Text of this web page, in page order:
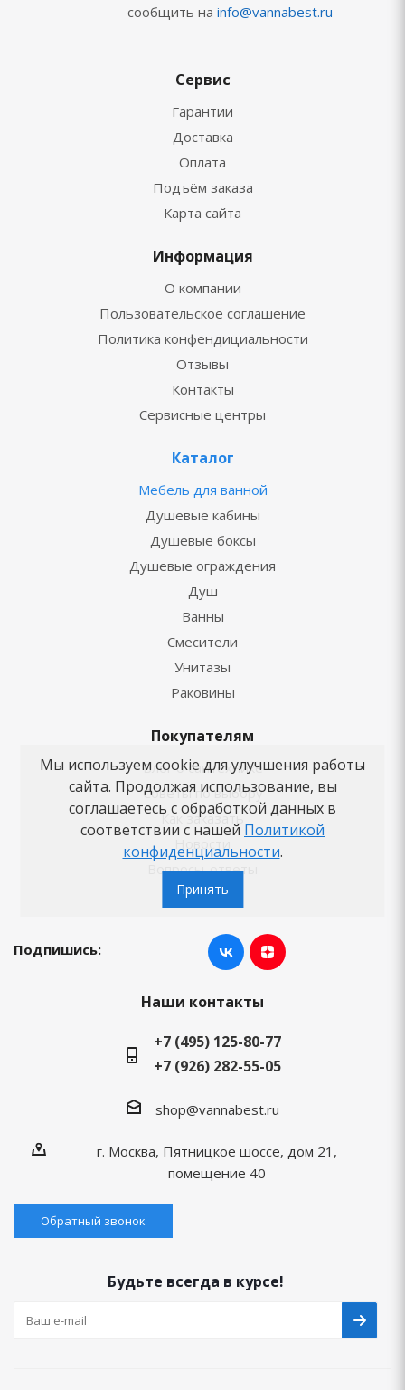
сообщить на info@vannabest.ru
Сервис
Гарантии
Доставка
Оплата
Подъём заказа
Карта сайта
Информация
О компании
Пользовательское соглашение
Политика конфендициальности
Отзывы
Контакты
Сервисные центры
Каталог
Мебель для ванной
Душевые кабины
Душевые боксы
Душевые ограждения
Душ
Ванны
Смесители
Унитазы
Раковины
Покупателям
Блог о сантехнике
Советы по выбору
Как заказать
Вопросы-ответы
Бренды
Подпишись:
Наши контакты
+7 (495) 125-80-77
+7 (926) 282-55-05
shop@vannabest.ru
г. Москва, Пятницкое шоссе, дом 21,
помещение 40
Обратный звонок
Будьте всегда в курсе!
Мы используем cookie для улучшения работы
сайта. Продолжая использование, вы
соглашаетесь с обработкой данных в
соответствии с нашей Политикой
конфиденциальности.
Принять